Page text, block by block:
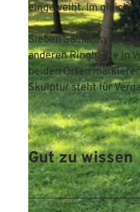
eingeweiht. Im
Sieben Säulen
anderen Ringhälfte in
beiden Orten
Skulptur steht für
Gut zu wissen